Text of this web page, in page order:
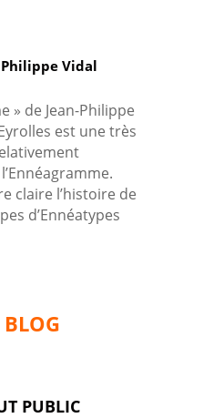
Philippe Vidal
» de Jean-Philippe
est une très
claire l’histoire de
d’Ennéatypes
PUBLIC